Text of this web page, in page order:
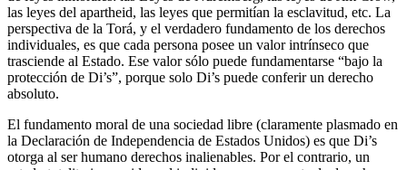
las leyes del apartheid, las leyes que permitían la esclavitud, etc. La
perspectiva de la Torá, y el verdadero fundamento de los derechos
individuales, es que cada persona posee un valor intrínseco que
trasciende al Estado. Ese valor sólo puede fundamentarse “bajo la
protección de Di’s”, porque solo Di’s puede conferir un derecho
absoluto.
El fundamento moral de una sociedad libre (claramente plasmado en
la Declaración de Independencia de Estados Unidos) es que Di’s
otorga al ser humano derechos inalienables. Por el contrario, un